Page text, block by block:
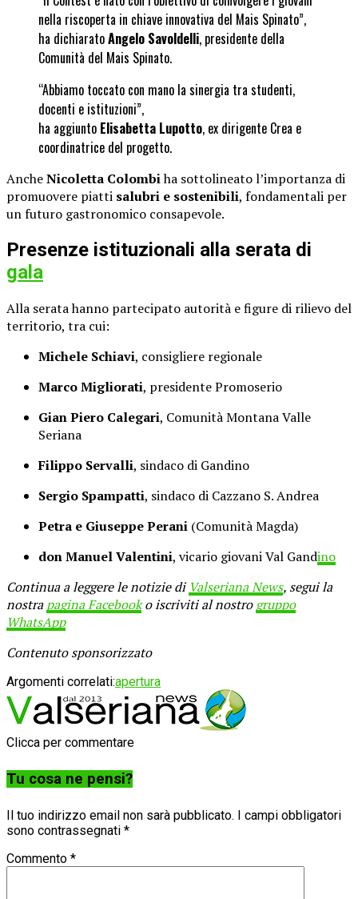
nella riscoperta in chiave innovativa del Mais Spinato”,
ha dichiaratoAngelo Savoldelli, presidente della
Comunità del Mais Spinato.
“Abbiamo toccato con mano la sinergia tra studenti,
docenti e istituzioni”,
ha aggiunto Elisabetta Lupotto, ex dirigente Crea e
coordinatrice del progetto.
AncheNicoletta Colombiha sottolineato l’importanza di
promuovere piatti salubri e sostenibili, fondamentali per
un futuro gastronomico consapevole.
Presenze istituzionali alla serata di
gala
Alla serata hanno partecipato autorità e figure di rilievo del
territorio, tra cui:
Michele Schiavi, consigliere regionale
Marco Migliorati, presidente Promoserio
Gian Piero Calegari, Comunità Montana Valle
Seriana
Filippo Servalli, sindaco di Gandino
Sergio Spampatti, sindaco di Cazzano S. Andrea
Petra e Giuseppe Perani (Comunità Magda)
don Manuel Valentini, vicario giovani Val Gandino
Continua a leggere le notizie di Valseriana News, segui la
nostrapagina Facebooko iscriviti al nostrogruppo
WhatsApp
Contenuto sponsorizzato
Argomenti correlati:apertura
Clicca per commentare
Tu cosa ne pensi?
Il tuo indirizzo email non sarà pubblicato. I campi obbligatori
sono contrassegnati *
Commento *